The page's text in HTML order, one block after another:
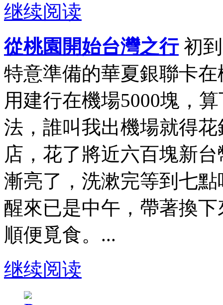
继续阅读
從桃園開始台灣之行初到
特意準備的華夏銀聯卡
用建行在機場5000塊，
法，誰叫我出機場就得
店，花了將近六百塊新
漸亮了，洗漱完等到七
醒來已是中午，帶著換
順便覓食。...
继续阅读